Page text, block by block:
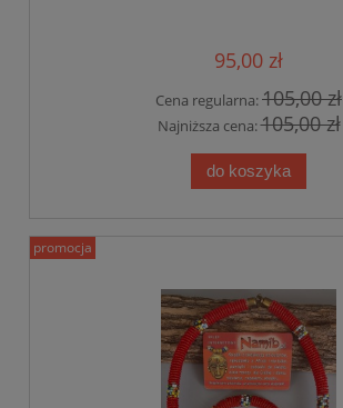
95,00 zł
Cena regularna:105,00 zł
Najniższa cena:105,00 zł
do koszyka
promocja